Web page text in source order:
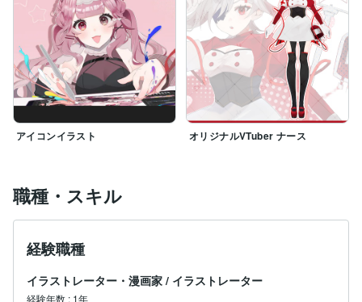
アイコンイラスト オリジナルVTuber ナース
職種・スキル
経験職種
イラストレーター・漫画家 / イラストレーター
経験年数 : 1年